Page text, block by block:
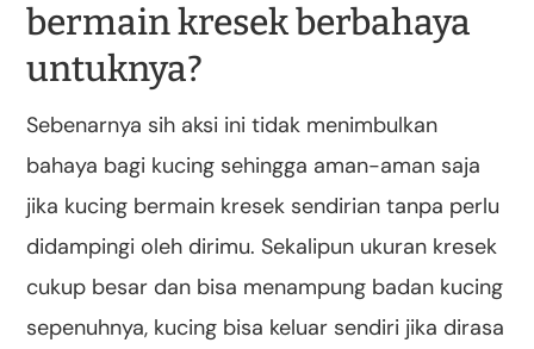
bermain kresek berbahaya
untuknya?
Sebenarnya sih aksi ini tidak menimbulkan
bahaya bagi kucing sehingga aman-aman saja
jika kucing bermain kresek sendirian tanpa perlu
didampingi oleh dirimu. Sekalipun ukuran kresek
cukup besar dan bisa menampung badan kucing
sepenuhnya, kucing bisa keluar sendiri jika dirasa